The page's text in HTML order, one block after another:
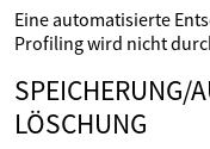
Eine automatisierte
Profiling wird nicht
SPEICHERUNG/
LÖSCHUNG